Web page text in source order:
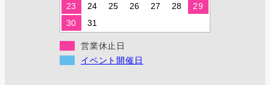
23
24 25 26 27 28
29
30
31
営業休止日
イベント開催日